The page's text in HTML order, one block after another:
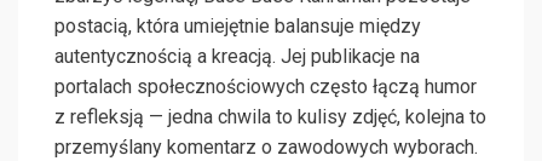
postacią, która umiejętnie balansuje między
autentycznością a kreacją. Jej publikacje na
portalach społecznościowych często łączą humor
z refleksją — jedna chwila to kulisy zdjęć, kolejna to
przemyślany komentarz o zawodowych wyborach.